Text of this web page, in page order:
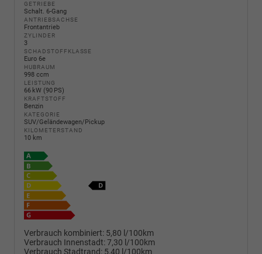
GETRIEBE
Schalt. 6-Gang
ANTRIEBSACHSE
Frontantrieb
ZYLINDER
3
SCHADSTOFFKLASSE
Euro 6e
HUBRAUM
998 ccm
LEISTUNG
66 kW (90 PS)
KRAFTSTOFF
Benzin
KATEGORIE
SUV/Geländewagen/Pickup
KILOMETERSTAND
10 km
Verbrauch kombiniert: 5,80 l/100km
Verbrauch Innenstadt:7,30 l/100km
Verbrauch Stadtrand: 5,40 l/100km